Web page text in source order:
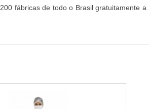
fábricas de todo o Brasil gratuitamente a